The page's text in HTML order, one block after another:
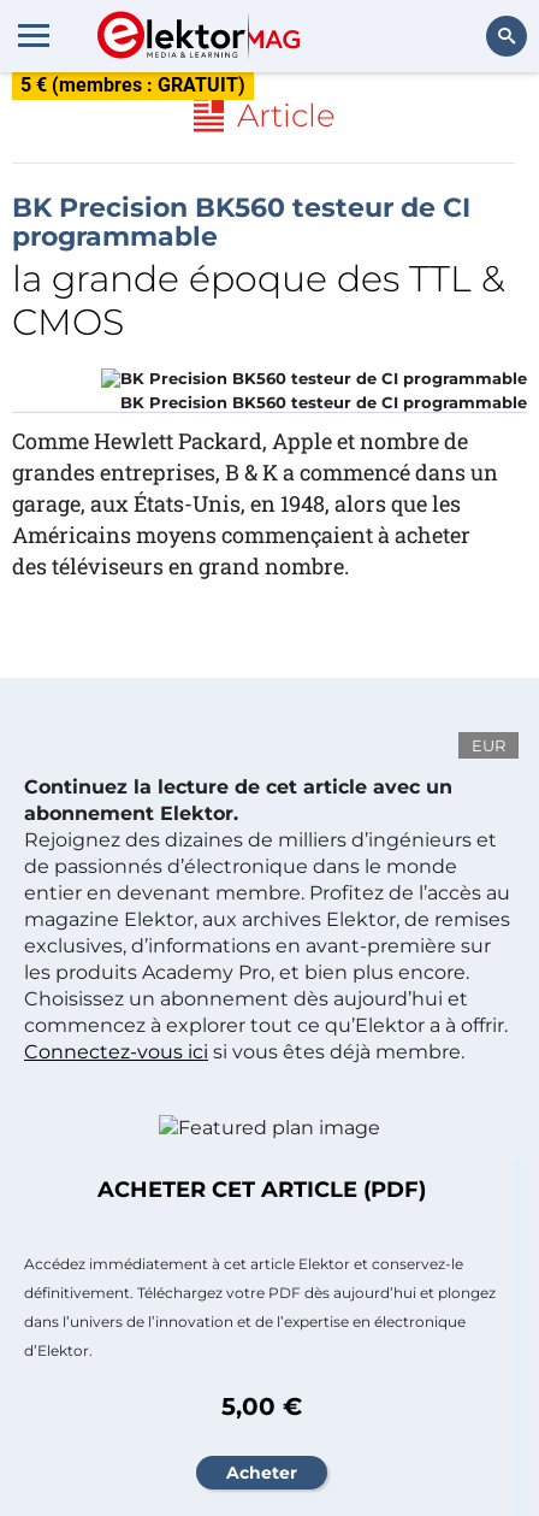
5 € (membres : GRATUIT)
Article
BK Precision BK560 testeur de CI
programmable
la grande époque des TTL &
CMOS
BK Precision BK560 testeur de CI programmable
Comme Hewlett Packard, Apple et nombre de
grandes entreprises, B & K a commencé dans un
garage, aux États-Unis, en 1948, alors que les
Américains moyens commençaient à acheter
des téléviseurs en grand nombre.
EUR
Continuez la lecture de cet article avec un
abonnement Elektor.
Rejoignez des dizaines de milliers d’ingénieurs et
de passionnés d’électronique dans le monde
entier en devenant membre. Profitez de l’accès au
magazine Elektor, aux archives Elektor, de remises
exclusives, d’informations en avant-première sur
les produits Academy Pro, et bien plus encore.
Choisissez un abonnement dès aujourd’hui et
commencez à explorer tout ce qu’Elektor a à offrir.
Connectez-vous ici si vous êtes déjà membre.
ACHETER CET ARTICLE (PDF)
Accédez immédiatement à cet article Elektor et conservez-le
définitivement. Téléchargez votre PDF dès aujourd’hui et plongez
dans l’univers de l’innovation et de l’expertise en électronique
d’Elektor.
5,00 €